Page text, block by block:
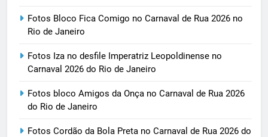
Fotos Bloco Fica Comigo no Carnaval de Rua 2026 no
Rio de Janeiro
Fotos Iza no desfile Imperatriz Leopoldinense no
Carnaval 2026 do Rio de Janeiro
Fotos bloco Amigos da Onça no Carnaval de Rua 2026
do Rio de Janeiro
Fotos Cordão da Bola Preta no Carnaval de Rua 2026 do